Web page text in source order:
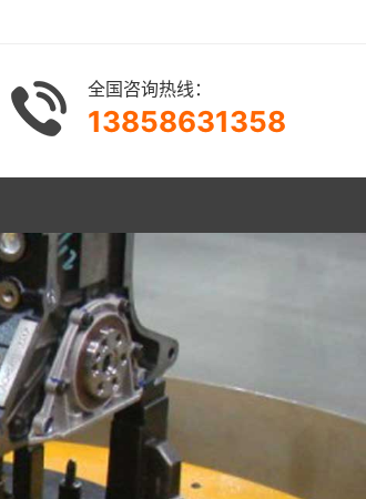
全国咨询热线：
13858631358